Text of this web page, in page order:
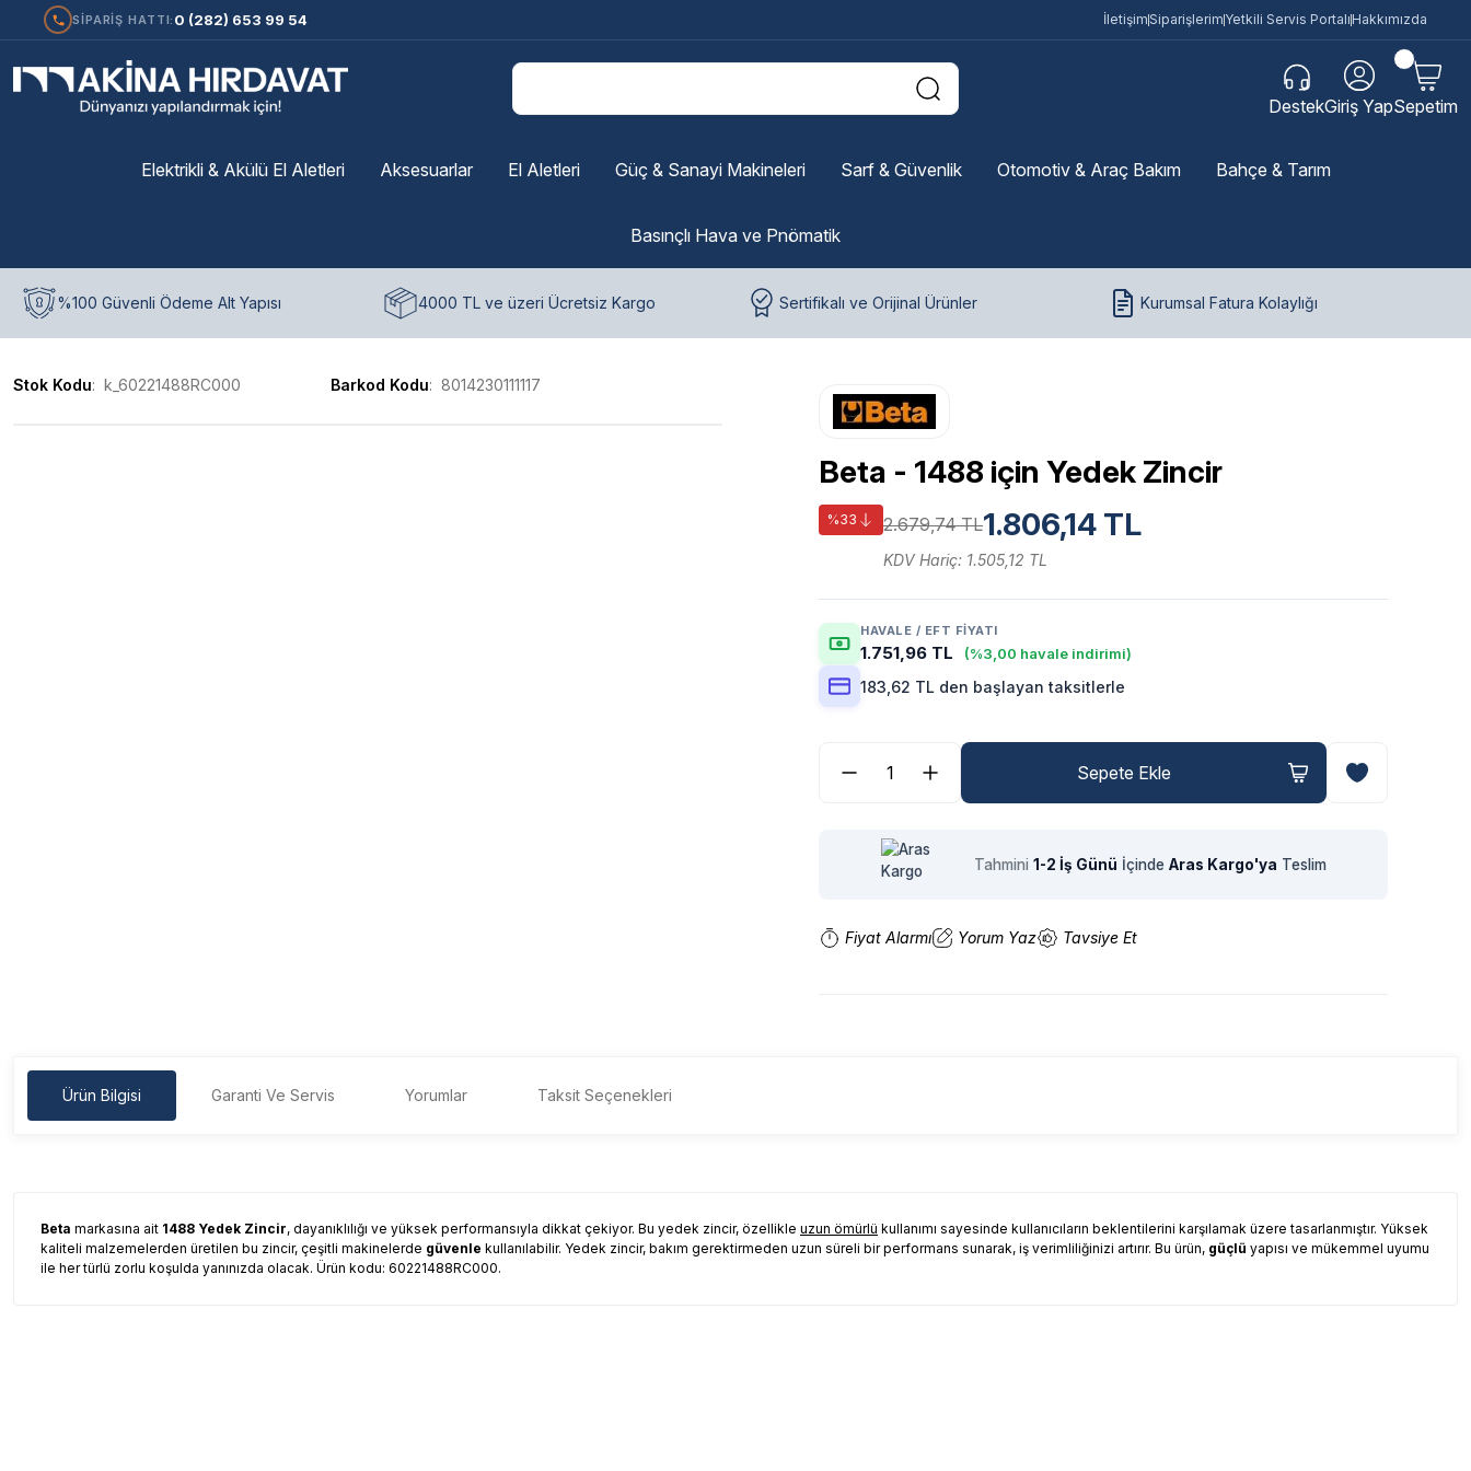
SİPARİŞ HATTI: 0 (282) 653 99 54 İletişimSiparişlerim Yetkili Servis Portalı Hakkımızda
DestekGiriş YapSepetim
Elektrikli & Akülü El Aletleri Aksesuarlar El Aletleri Güç & Sanayi Makineleri Sarf & Güvenlik Otomotiv & Araç Bakım Bahçe & Tarım
Basınçlı Hava ve Pnömatik
%100 Güvenli Ödeme Alt Yapısı 4000 TL ve üzeri Ücretsiz Kargo Sertifikalı ve Orijinal Ürünler Kurumsal Fatura Kolaylığı
Stok Kodu k_60221488RC000 Barkod Kodu 8014230111117
Beta - 1488 için Yedek Zincir
%33 2.679,74 TL1.806,14 TL
KDV Hariç: 1.505,12 TL
HAVALE / EFT FIYATI
1.751,96 TL (%3,00 havale indirimi)
183,62 TL den başlayan taksitlerle
Sepete Ekle
Tahmini 1-2 İş Günü İçinde Aras Kargo'ya Teslim
Fiyat Alarmı Yorum Yaz Tavsiye Et
Ürün Bilgisi Garanti Ve Servis Yorumlar Taksit Seçenekleri
Beta markasına ait 1488 Yedek Zincir, dayanıklılığı ve yüksek performansıyla dikkat çekiyor. Bu yedek zincir, özellikle uzun ömürlü kullanımı sayesinde kullanıcıların beklentilerini karşılamak üzere tasarlanmıştır. Yüksek
kaliteli malzemelerden üretilen bu zincir, çeşitli makinelerde güvenle kullanılabilir. Yedek zincir, bakım gerektirmeden uzun süreli bir performans sunarak, iş verimliliğinizi artırır. Bu ürün, güçlü yapısı ve mükemmel uyumu
ile her türlü zorlu koşulda yanınızda olacak. Ürün kodu: 60221488RC000.